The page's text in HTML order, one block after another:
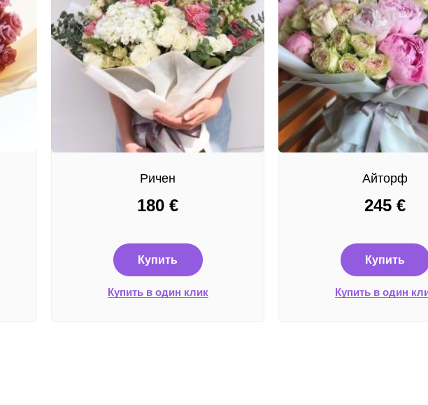
Ричен
180 €
Купить
Купить в один клик
Айторф
245 €
Купить
Купить в один